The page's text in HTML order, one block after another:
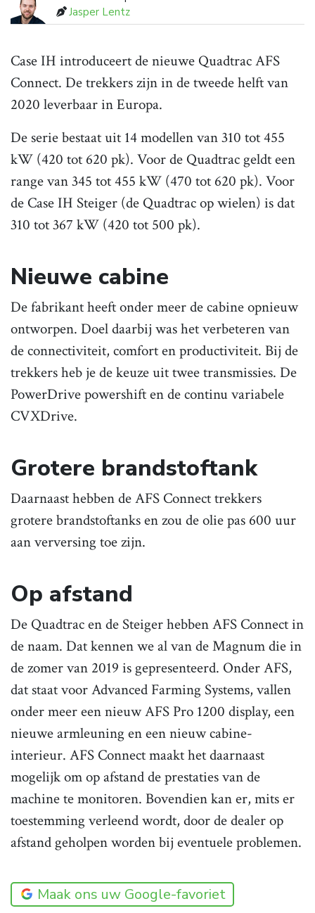
Jasper Lentz
Case IH introduceert de nieuwe Quadtrac AFS
Connect. De trekkers zijn in de tweede helft van
2020 leverbaar in Europa.
De serie bestaat uit 14 modellen van 310 tot 455
kW (420 tot 620 pk). Voor de Quadtrac geldt een
range van 345 tot 455 kW (470 tot 620 pk). Voor
de Case IH Steiger (de Quadtrac op wielen) is dat
310 tot 367 kW (420 tot 500 pk).
Nieuwe cabine
De fabrikant heeft onder meer de cabine opnieuw
ontworpen. Doel daarbij was het verbeteren van
de connectiviteit, comfort en productiviteit. Bij de
trekkers heb je de keuze uit twee transmissies. De
PowerDrive powershift en de continu variabele
CVXDrive.
Grotere brandstoftank
Daarnaast hebben de AFS Connect trekkers
grotere brandstoftanks en zou de olie pas 600 uur
aan verversing toe zijn.
Op afstand
De Quadtrac en de Steiger hebben AFS Connect in
de naam. Dat kennen we al van de Magnum die in
de zomer van 2019 is gepresenteerd. Onder AFS,
dat staat voor Advanced Farming Systems, vallen
onder meer een nieuw AFS Pro 1200 display, een
nieuwe armleuning en een nieuw cabine-
interieur. AFS Connect maakt het daarnaast
mogelijk om op afstand de prestaties van de
machine te monitoren. Bovendien kan er, mits er
toestemming verleend wordt, door de dealer op
afstand geholpen worden bij eventuele problemen.
Maak ons uw Google-favoriet